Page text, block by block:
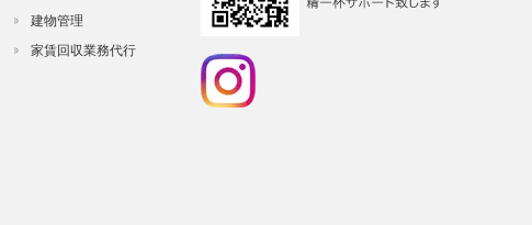
建物管理
家賃回収業務代行